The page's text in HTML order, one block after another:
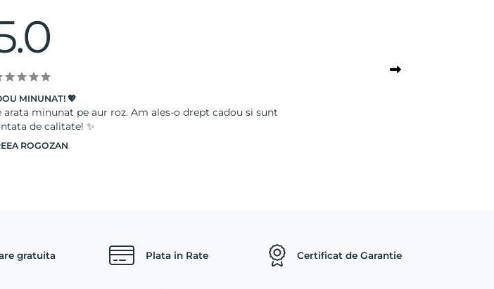
MINUNAT! 💖
minunat pe aur roz. Am ales-o drept cadou si sunt
de calitate! ✨
ROGOZAN
gratuita Plata in Rate Certificat de Garantie